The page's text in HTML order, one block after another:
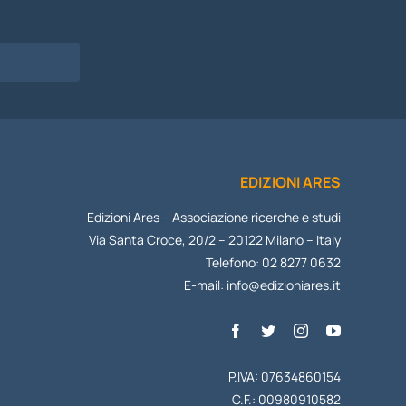
EDIZIONI ARES
Edizioni Ares – Associazione ricerche e studi
Via Santa Croce, 20/2 – 20122 Milano – Italy
Telefono: 02 8277 0632
E-mail: info@edizioniares.it
P.IVA: 07634860154
C.F.: 00980910582